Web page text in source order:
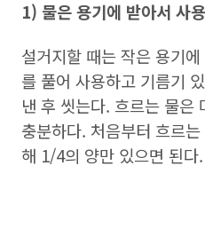
1) 물은 용기에 받아서 사
설거지할 때는 작은 용기
를 풀어 사용하고 기름기
낸 후 씻는다. 흐르는 물은
충분하다. 처음부터 흐르
해 1/4의 양만 있으면 된다.